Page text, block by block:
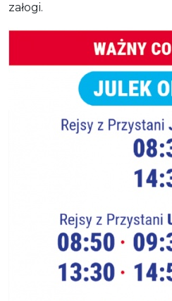
załogi.